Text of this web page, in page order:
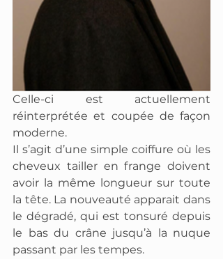
Celle-ci est actuellement
réinterprétée et coupée de façon
moderne.
Il s’agit d’une simple coiffure où les
cheveux tailler en frange doivent
avoir la même longueur sur toute
la tête. La nouveauté apparait dans
le dégradé, qui est tonsuré depuis
le bas du crâne jusqu’à la nuque
passant par les tempes.